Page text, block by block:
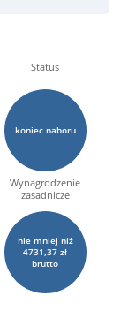
Status
koniec naboru
Wynagrodzenie
zasadnicze
nie mniej niż
4731,37 zł
brutto